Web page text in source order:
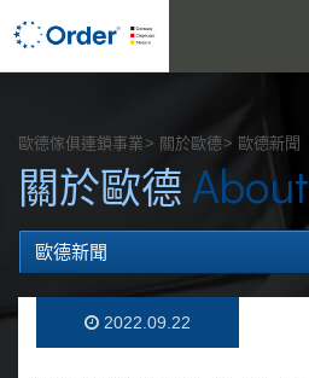
歐德傢俱連鎖事業 關於歐德 歐德新聞
關於歐德 About
歐德新聞
2022.09.22